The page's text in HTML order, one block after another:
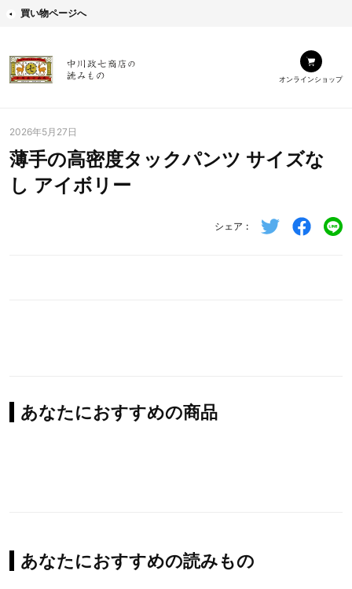
買い物ページへ
オンラインショップ
2026年5月27日
薄手の高密度タックパンツ サイズな
し アイボリー
シェア
あなたにおすすめの商品
あなたにおすすめの読みもの